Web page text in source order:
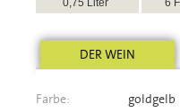
0,75 Liter
6
DER WEIN
Farbe:
goldgelb